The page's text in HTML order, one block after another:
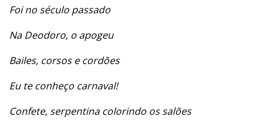
Foi no século passado
Na Deodoro, o apogeu
Bailes, corsos e cordões
Eu te conheço carnaval!
Confete, serpentina colorindo os salões